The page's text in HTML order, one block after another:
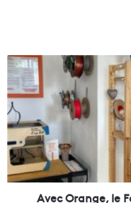
A
v
e
c
O
a
n
g
Avec Orange, le